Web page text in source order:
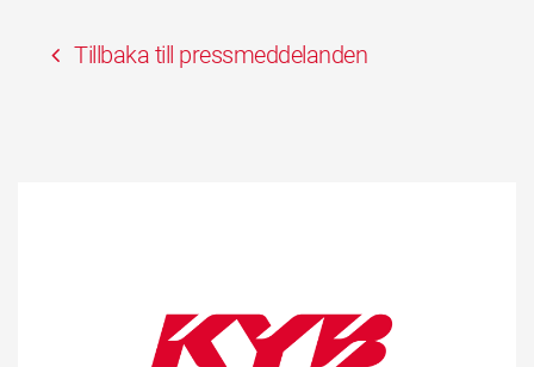
Tillbaka till pressmeddelanden